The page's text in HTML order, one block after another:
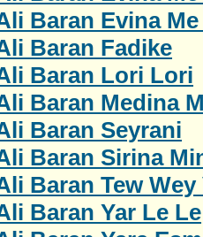
Baran Evina Me
Baran Fadike
Baran Lori Lori
Baran Medina
Baran Seyrani
Baran Sirina
Baran Tew Wey
Baran Yar Le Le